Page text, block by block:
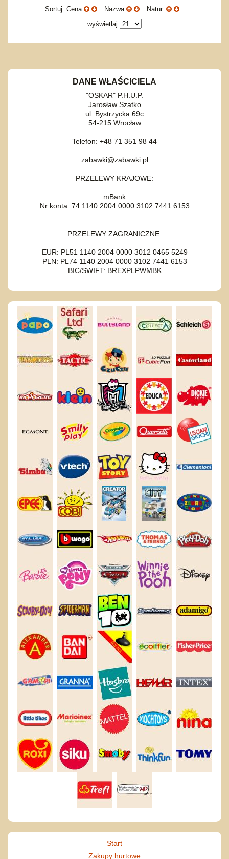
Sortuj: Cena Nazwa
Natur.
wyświetlaj
DANE WŁAŚCICIELA
"OSKAR" P.H.U.P.
Jarosław Szatko
ul. Bystrzycka 69c
54-215 Wrocław
Telefon: +48 71 351 98 44
zabawki@zabawki.pl
PRZELEWY KRAJOWE:
mBank
Nr konta: 74 1140 2004 0000 3102 7441 6153
PRZELEWY ZAGRANICZNE:
EUR: PL51 1140 2004 0000 3012 0465 5249
PLN: PL74 1140 2004 0000 3102 7441 6153
BIC/SWIFT: BREXPLPWMBK
Start
Zakupy hurtowe